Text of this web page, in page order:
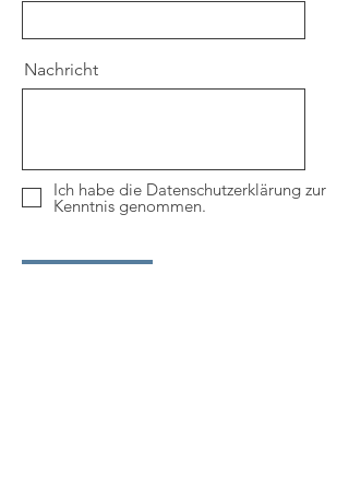
Nachricht
Ich habe die Datenschutzerklärung zur
Kenntnis genommen.
Senden